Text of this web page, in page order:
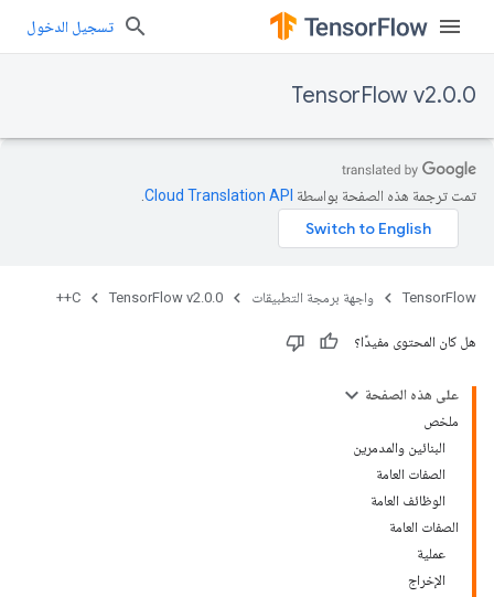
تسجيل الدخول
TensorFlow v2.0.0
تمت ترجمة هذه الصفحة بواسطة Cloud Translation API‏
TensorFlow واجهة برمجة التطبيقات TensorFlow v2.0.0
C++
هل كان المحتوى مفيدًا؟
على هذه الصفحة
ملخص
البنائين والمدمرين
الصفات العامة
الوظائف العامة
الصفات العامة
عملية
الإخراج